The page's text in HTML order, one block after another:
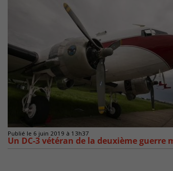
Publié le 6 juin 2019 à 13h37
Un DC-3 vétéran de la deuxième